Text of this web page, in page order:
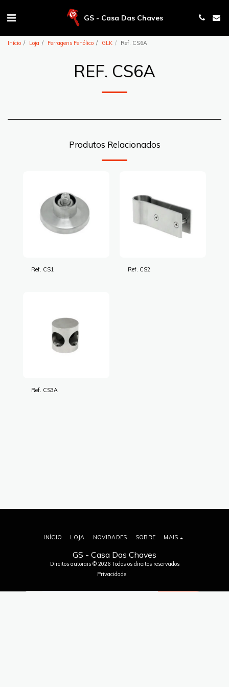
GS - Casa Das Chaves
Início Loja Ferragens Fenólico GLK Ref. CS6A
REF. CS6A
Produtos Relacionados
Ref. CS1 Ref. CS2
Ref. CS3A
GS - Casa Das Chaves
Direitos autorais © 2026 Todos os direitos reservados
Privacidade
INÍCIO LOJA NOVIDADES SOBRE MAIS